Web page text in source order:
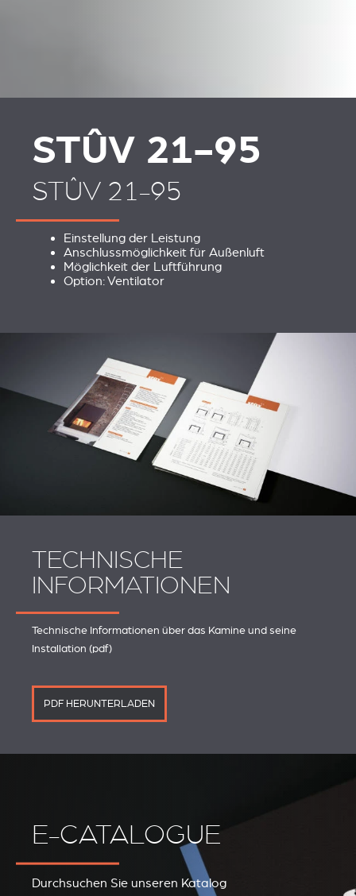
STÛV 21-95
STÛV 21-95
Einstellung der Leistung
Anschlussmöglichkeit für Außenluft
Möglichkeit der Luftführung
Option: Ventilator
TECHNISCHE
INFORMATIONEN
Technische Informationen über das Kamine und seine
Installation (pdf)
PDF HERUNTERLADEN
E-CATALOGUE
Durchsuchen Sie unseren Katalog
ZUBERHÖRTEIL
ACCESSOIRES VOOR